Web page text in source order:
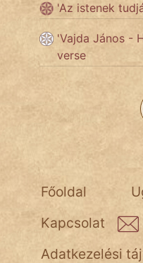
Jób Gedeon
mikkamakka
vörös ördög
nagyöreg
'Az istenek
'Vajda János -
verse
Főoldal
Kapcsolat
Adatkezelési